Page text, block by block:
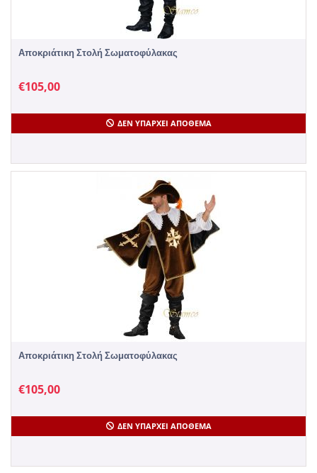
Αποκριάτικη Στολή Σωματοφύλακας
€105,00
ΔΕΝ ΥΠΆΡΧΕΙ ΑΠΌΘΕΜΑ
Αποκριάτικη Στολή Σωματοφύλακας
€105,00
ΔΕΝ ΥΠΆΡΧΕΙ ΑΠΌΘΕΜΑ